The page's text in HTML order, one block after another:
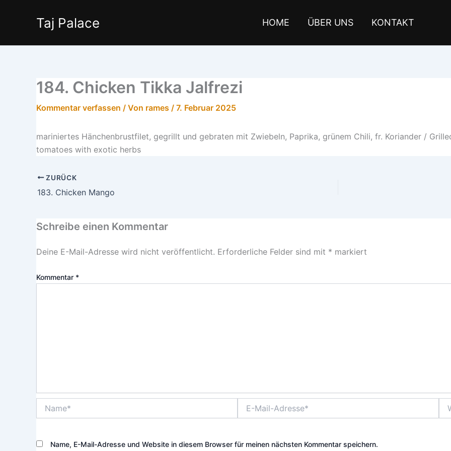
Taj Palace HOME ÜBER UNS KONTAKT
184. Chicken Tikka Jalfrezi
Kommentar verfassen / Von rames / 7. Februar 2025
mariniertes Hänchenbrustfilet, gegrillt und gebraten mit Zwiebeln, Paprika, grünem Chili, fr. Koriander /
tomatoes with exotic herbs
ZURÜCK
183. Chicken Mango
Schreibe einen Kommentar
Deine E-Mail-Adresse wird nicht veröffentlicht. Erforderliche Felder sind mit * markiert
Kommentar *
Mail-
Name, E-Mail-Adresse und Website in diesem Browser für meinen nächsten Kommentar speichern.